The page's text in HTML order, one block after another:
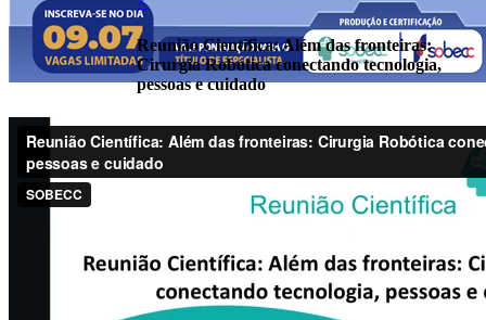
Reunião Científica: Além das fronteiras:
Cirurgia Robótica conectando tecnologia,
pessoas e cuidado